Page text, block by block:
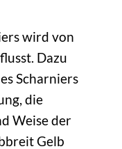
wird von
Dazu
Scharniers
die
Weise der
Gelb